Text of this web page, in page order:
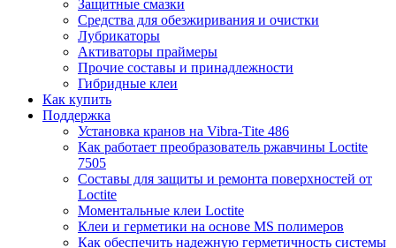
Защитные смазки
Средства для обезжиривания и очистки
Лубрикаторы
Активаторы праймеры
Прочие составы и принадлежности
Гибридные клеи
Как купить
Поддержка
Установка кранов на Vibra-Тite 486
Как работает преобразователь ржавчины Loctite
7505
Составы для защиты и ремонта поверхностей от
Loctite
Моментальные клеи Loctite
Клеи и герметики на основе MS полимеров
Как обеспечить надежную герметичность системы